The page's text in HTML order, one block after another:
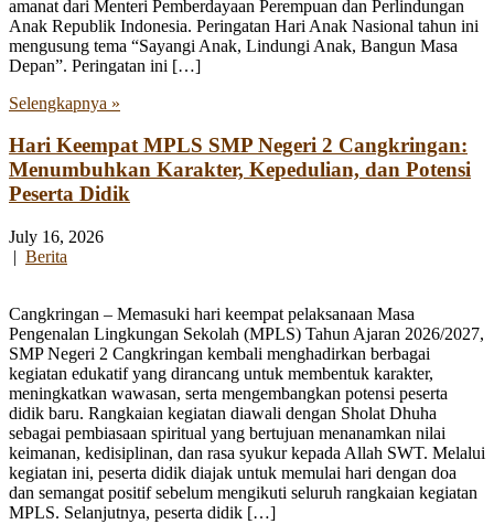
amanat dari Menteri Pemberdayaan Perempuan dan Perlindungan
Anak Republik Indonesia. Peringatan Hari Anak Nasional tahun ini
mengusung tema “Sayangi Anak, Lindungi Anak, Bangun Masa
Depan”. Peringatan ini […]
Selengkapnya »
Hari Keempat MPLS SMP Negeri 2 Cangkringan:
Menumbuhkan Karakter, Kepedulian, dan Potensi
Peserta Didik
July 16, 2026
| Berita
Cangkringan – Memasuki hari keempat pelaksanaan Masa
Pengenalan Lingkungan Sekolah (MPLS) Tahun Ajaran 2026/2027,
SMP Negeri 2 Cangkringan kembali menghadirkan berbagai
kegiatan edukatif yang dirancang untuk membentuk karakter,
meningkatkan wawasan, serta mengembangkan potensi peserta
didik baru. Rangkaian kegiatan diawali dengan Sholat Dhuha
sebagai pembiasaan spiritual yang bertujuan menanamkan nilai
keimanan, kedisiplinan, dan rasa syukur kepada Allah SWT. Melalui
kegiatan ini, peserta didik diajak untuk memulai hari dengan doa
dan semangat positif sebelum mengikuti seluruh rangkaian kegiatan
MPLS. Selanjutnya, peserta didik […]